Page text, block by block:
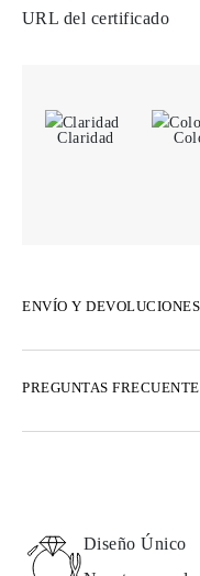
URL del certificado
Claridad
ENVÍO Y DEVOLUCIONES
Opciones de entrega
Detalles sobre métodos
PREGUNTAS
Diseño Único